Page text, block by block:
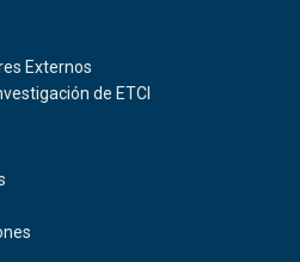
Externos
de ETCI